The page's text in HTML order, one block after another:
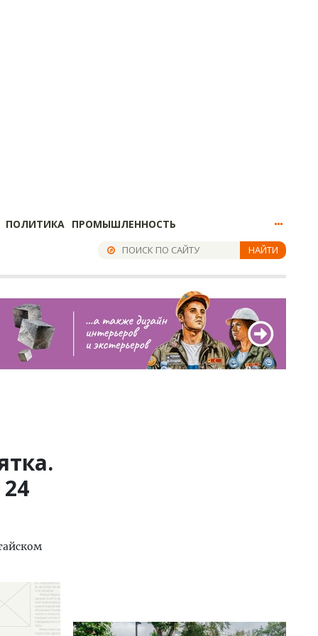
ПОЛИТИКА ПРОМЫШЛЕННОСТЬ
НАЙТИ